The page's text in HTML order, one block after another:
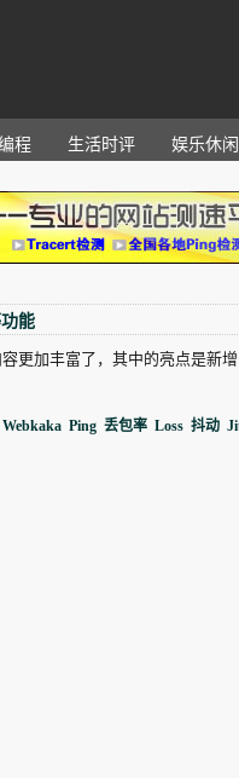
程 生活时评 娱乐休闲
能
更加丰富了，其中的亮点是新
Webkaka Ping 丢包率 Loss 抖动